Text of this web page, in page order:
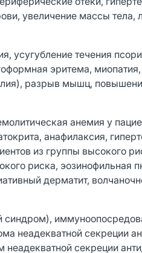
увеличение массы тела,
усугубление течения
эритема, миопатия,
разрыв мышц,
анемия у
анафилаксия,
из группы высокого
риска, эозинофильная
дерматит,
синдром),
неадекватной секреции
секреции